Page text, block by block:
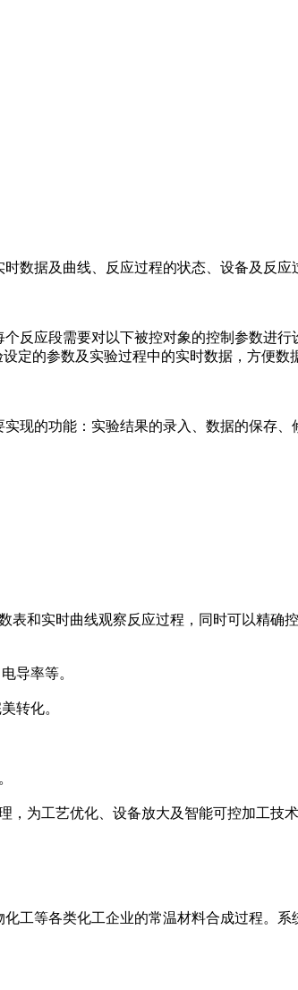
据及曲线、反应过程的状态、设备及反应
应段需要对以下被控对象的控制参数进行
定的参数及实验过程中的实时数据，方便数
的功能：实验结果的录入、数据的保存、
和实时曲线观察反应过程，同时可以精确
导率等。
转化。
为工艺优化、设备放大及智能可控加工技术
等各类化工企业的常温材料合成过程。系